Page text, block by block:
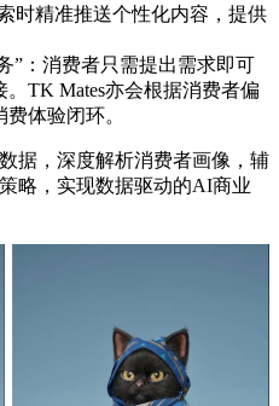
时精准推送个性化内容，提供
”：消费者只需提出需求即可
TK Mates亦会根据消费者偏
体验闭环。
据，深度解析消费者画像，辅
略，实现数据驱动的AI商业